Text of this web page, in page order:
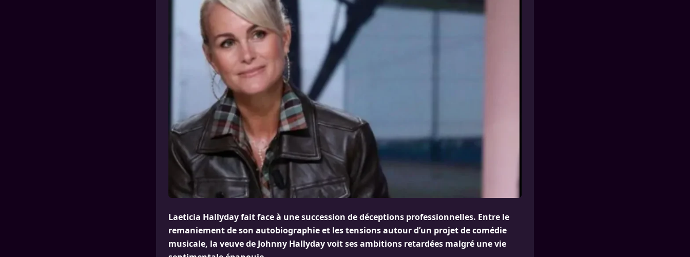
Laeticia Hallyday fait face à une succession de déceptions professionnelles. Entre le
remaniement de son autobiographie et les tensions autour d’un projet de comédie
musicale, la veuve de Johnny Hallyday voit ses ambitions retardées malgré une vie